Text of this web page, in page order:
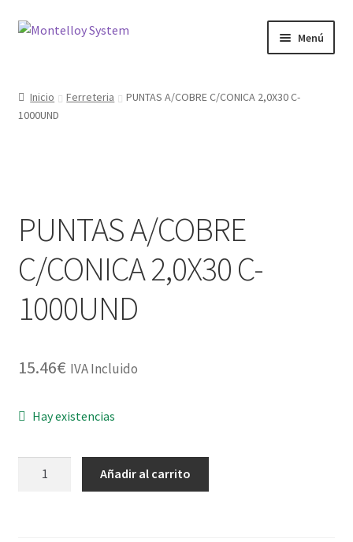
Ir
Ir
Menú
Ferretería
Protección Laboral
Contacto
Inicio Ferreteria
PUNTAS A/COBRE C/CONICA 2,0X30 C-
1000UND
PUNTAS A/COBRE
C/CONICA 2,0X30 C-
1000UND
15.46€ IVA Incluido
Hay existencias
Añadir al carrito